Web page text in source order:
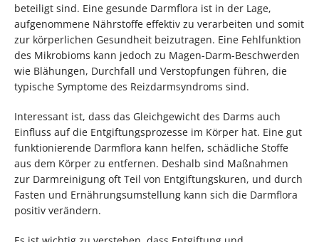
beteiligt sind. Eine gesunde Darmflora ist in der Lage,
aufgenommene Nährstoffe effektiv zu verarbeiten und somit
zur körperlichen Gesundheit beizutragen. Eine Fehlfunktion
des Mikrobioms kann jedoch zu Magen-Darm-Beschwerden
wie Blähungen, Durchfall und Verstopfungen führen, die
typische Symptome des Reizdarmsyndroms sind.
Interessant ist, dass das Gleichgewicht des Darms auch
Einfluss auf die Entgiftungsprozesse im Körper hat. Eine gut
funktionierende Darmflora kann helfen, schädliche Stoffe
aus dem Körper zu entfernen. Deshalb sind Maßnahmen
zur Darmreinigung oft Teil von Entgiftungskuren, und durch
Fasten und Ernährungsumstellung kann sich die Darmflora
positiv verändern.